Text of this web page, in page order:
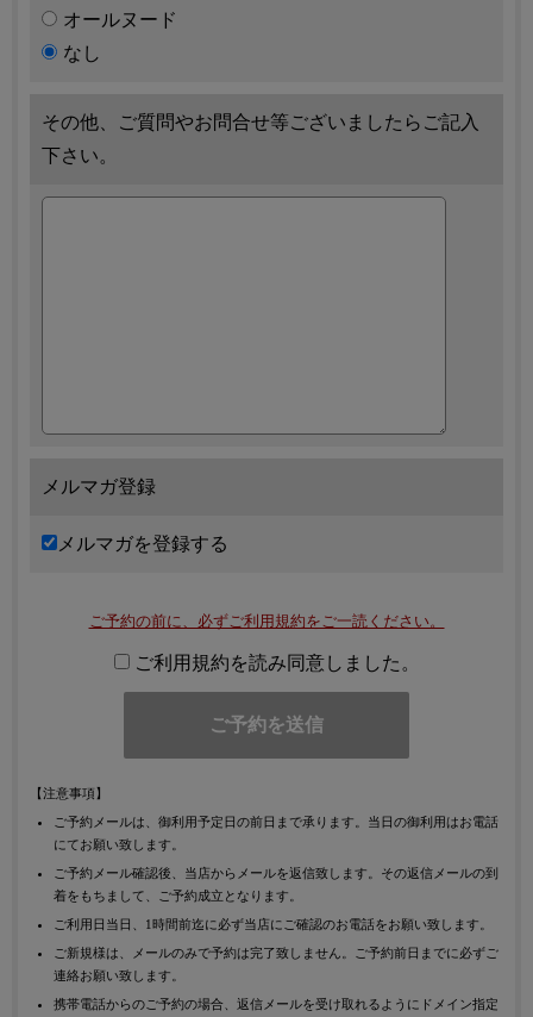
オールヌード
なし
その他、ご質問やお問合せ等ございましたらご記入
下さい。
メルマガ登録
メルマガを登録する
ご予約の前に、必ずご利用規約をご一読ください。
ご利用規約を読み同意しました。
【注意事項】
ご予約メールは、御利用予定日の前日まで承ります。当日の御利用はお電話
にてお願い致します。
ご予約メール確認後、当店からメールを返信致します。その返信メールの到
着をもちまして、ご予約成立となります。
ご利用日当日、1時間前迄に必ず当店にご確認のお電話をお願い致します。
ご新規様は、メールのみで予約は完了致しません。ご予約前日までに必ずご
連絡お願い致します。
携帯電話からのご予約の場合、返信メールを受け取れるようにドメイン指定